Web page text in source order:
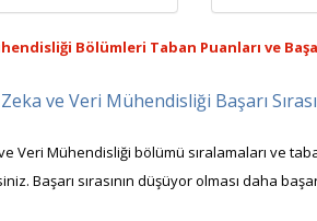
Bölümleri Taban Puanları ve
ve Veri Mühendisliği Başarı
Veri Mühendisliği bölümü sıralamaları ve
Başarı sırasının düşüyor olması daha